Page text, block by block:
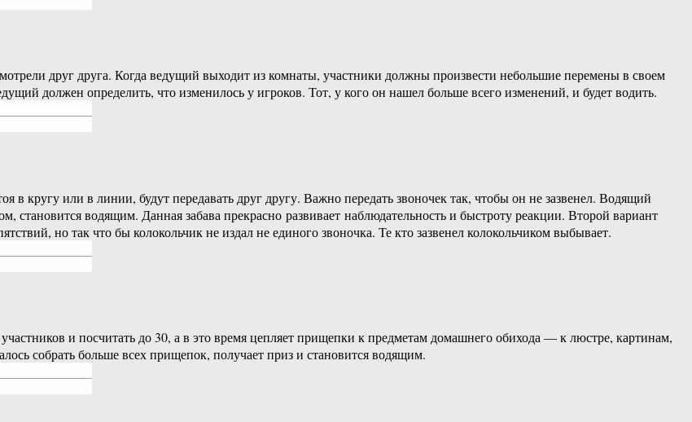
друг друга. Когда ведущий выходит из комнаты, участники должны произвести небольшие перемены в своем
должен определить, что изменилось у игроков. Тот, у кого он нашел больше всего изменений, и будет водить.
в кругу или в линии, будут передавать друг другу. Важно передать звоночек так, чтобы он не зазвенел. Водящий
становится водящим. Данная забава прекрасно развивает наблюдательность и быстроту реакции. Второй вариант
но так что бы колокольчик не издал не единого звоночка. Те кто зазвенел колокольчиком выбывает.
и посчитать до 30, а в это время цепляет прищепки к предметам домашнего обихода — к люстре, картинам,
собрать больше всех прищепок, получает приз и становится водящим.